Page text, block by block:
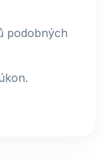
podobných